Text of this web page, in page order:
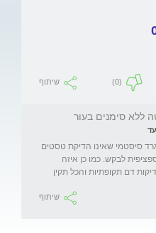
(0) שיתוף
סיסטמי שאינו הדיקת טסטים
לבקש. כמו כן איזה
דם תקופתיות והכל תקין
שיתוף